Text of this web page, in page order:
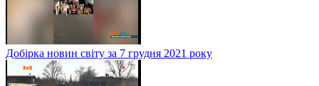
Добірка новин світу за 7 грудня 2021 року